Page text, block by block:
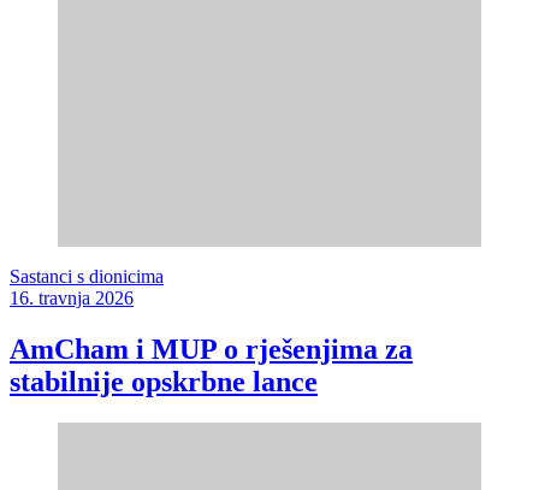
Sastanci s dionicima
16. travnja 2026
AmCham i MUP o rješenjima za
stabilnije opskrbne lance